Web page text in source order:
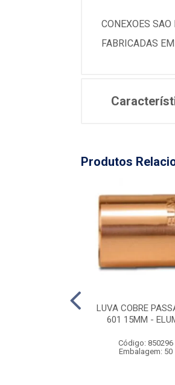
CONEXOES
FABRICADAS
Produtos
LUVA COBRE
601 15MM -
Código: 850296
Embalagem: 50